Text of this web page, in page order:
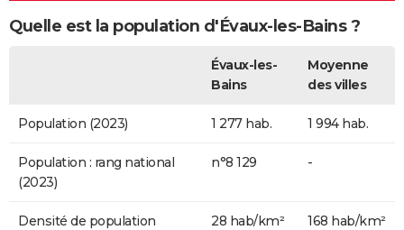
Quelle est la population d'Évaux-les-Bains ?
Évaux-les-
Bains
Moyenne
des villes
Population (2023) 1 277 hab. 1 994 hab.
Population : rang national
(2023)
n°8 129 -
Densité de population
28 hab/km² 168 hab/km²